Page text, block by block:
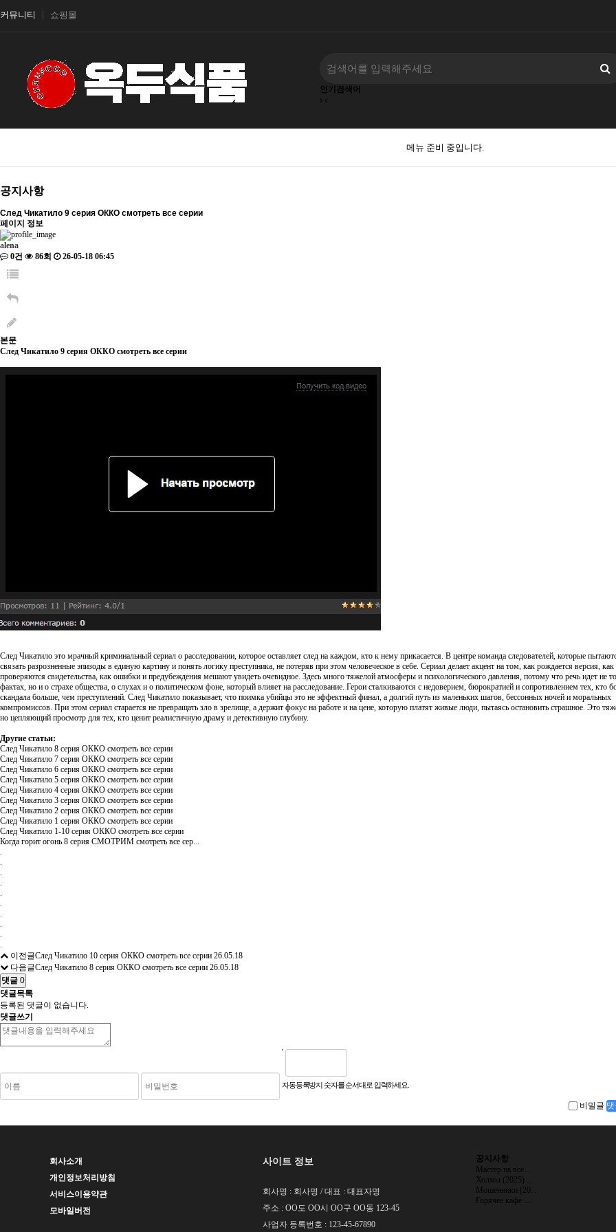
커뮤니티 쇼핑몰
인기검색어
메뉴 준비 중입니다.
공지사항
След Чикатило 9 серия ОККО смотреть все серии
페이지 정보
alena
0건
86회 26-05-18 06:45
본문
След Чикатило 9 серия ОККО смотреть все серии
След Чикатило это мрачный криминальный сериал о расследовании, которое оставляет след на каждом, кто к нему прикасается. В центре команда следователей, которые
связать разрозненные эпизоды в единую картину и понять логику преступника, не потеряв при этом человеческое в себе. Сериал делает акцент на том, как рождается версия, как
проверяются свидетельства, как ошибки и предубеждения мешают увидеть очевидное. Здесь много тяжелой атмосферы и психологического давления, потому что речь идет не
фактах, но и о страхе общества, о слухах и о политическом фоне, который влияет на расследование. Герои сталкиваются с недоверием, бюрократией и сопротивлением тех, кто
скандала больше, чем преступлений. След Чикатило показывает, что поимка убийцы это не эффектный финал, а долгий путь из маленьких шагов, бессонных ночей и моральных
компромиссов. При этом сериал старается не превращать зло в зрелище, а держит фокус на работе и на цене, которую платят живые люди, пытаясь остановить страшное. Это
но цепляющий просмотр для тех, кто ценит реалистичную драму и детективную глубину.
Другие статьи:
След Чикатило 8 серия ОККО смотреть все серии
След Чикатило 7 серия ОККО смотреть все серии
След Чикатило 6 серия ОККО смотреть все серии
След Чикатило 5 серия ОККО смотреть все серии
След Чикатило 4 серия ОККО смотреть все серии
След Чикатило 3 серия ОККО смотреть все серии
След Чикатило 2 серия ОККО смотреть все серии
След Чикатило 1 серия ОККО смотреть все серии
След Чикатило 1-10 серия ОККО смотреть все серии
Когда горит огонь 8 серия СМОТРИМ смотреть все сер...
.
.
.
.
.
.
.
.
.
.
이전글След Чикатило 10 серия ОККО смотреть все серии 26.05.18
다음글След Чикатило 8 серия ОККО смотреть все серии 26.05.18
댓글 0
댓글목록
등록된 댓글이 없습니다.
댓글쓰기
자동등록방지 숫자를 순서대로 입력하세요.
비밀글
회사소개
개인정보처리방침
서비스이용약관
모바일버전
사이트 정보
회사명 : 회사명 / 대표 : 대표자명
주소 : OO도 OO시 OO구 OO동 123-45
사업자 등록번호 : 123-45-67890
공지사항
Мастер на все…
Холмы (2025) …
Мошенники (20…
Горячее кафе …